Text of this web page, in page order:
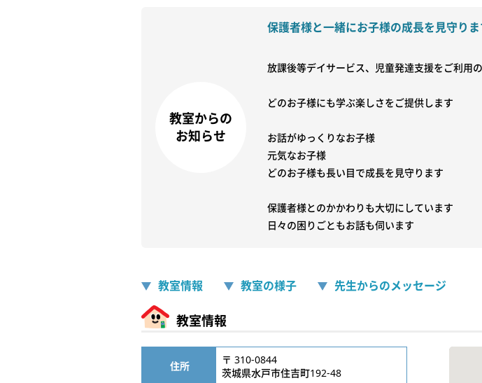
教室からの
お知らせ
保護者様と一緒にお子様の成長を見守りま
放課後等デイサービス、児童発達支援をご利用
どのお子様にも学ぶ楽しさをご提供します
お話がゆっくりなお子様
元気なお子様
どのお子様も長い目で成長を見守ります
保護者様とのかかわりも大切にしています
日々の困りごともお話も伺います
教室情報 教室の様子 先生からのメッセージ
教室情報
住所
〒 310-0844
茨城県水戸市住吉町192-48